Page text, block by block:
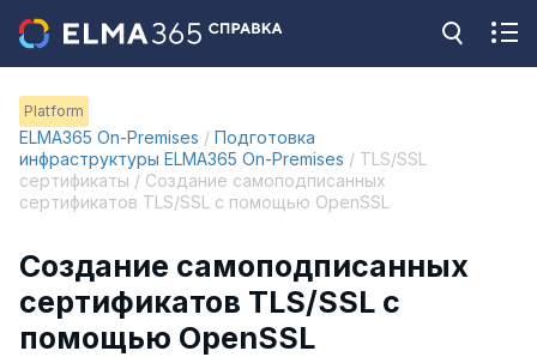
Platform
ELMA365 On-Premises / Подготовка
инфраструктуры ELMA365 On-Premises / TLS/SSL
сертификаты / Создание самоподписанных
сертификатов TLS/SSL с помощью OpenSSL
Создание самоподписанных
сертификатов TLS/SSL с
помощью OpenSSL